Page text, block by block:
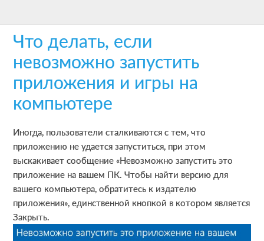
main
content
primary
sidebar
footer
Что делать, если
невозможно запустить
приложения и игры на
компьютере
Иногда, пользователи сталкиваются с тем, что
приложению не удается запуститься, при этом
выскакивает сообщение «Невозможно запустить это
приложение на вашем ПК. Чтобы найти версию для
вашего компьютера, обратитесь к издателю
приложения», единственной кнопкой в котором является
Закрыть.